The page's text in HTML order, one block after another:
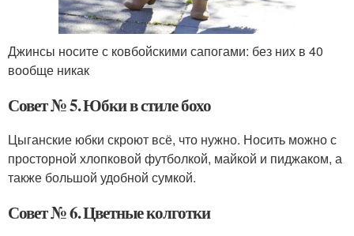
Джинсы носите с ковбойскими сапогами: без них в 40
вообще никак
Совет № 5. Юбки в стиле бохо
Цыганские юбки скроют всё, что нужно. Носить можно с
просторной хлопковой футболкой, майкой и пиджаком, а
также большой удобной сумкой.
Совет № 6. Цветные колготки